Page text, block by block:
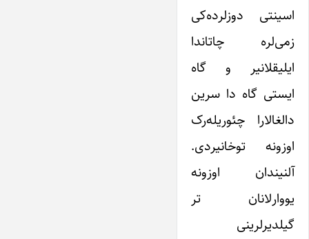
اسینتی دوزلرده‌کی
زمی‌لره چاتاندا
ایلیقلانیر و گاه
ایستی گاه دا سرین
دالغالارا چئوریله‌رک
اوزونه توخانیردی.
آلنیندان اوزونه
یووارلانان تر
گیلدیرلرینی